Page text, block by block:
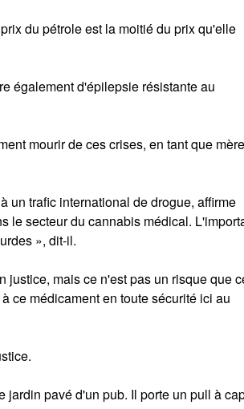
du pétrole est la moitié du prix qu'elle
également d'épilepsie résistante au
mourir de ces crises, en tant que
un trafic international de drogue, affirme
le secteur du cannabis médical.
», dit-il.
justice, mais ce n'est pas un risque que
ce médicament en toute sécurité ici au
pavé d'un pub. Il porte un pull à